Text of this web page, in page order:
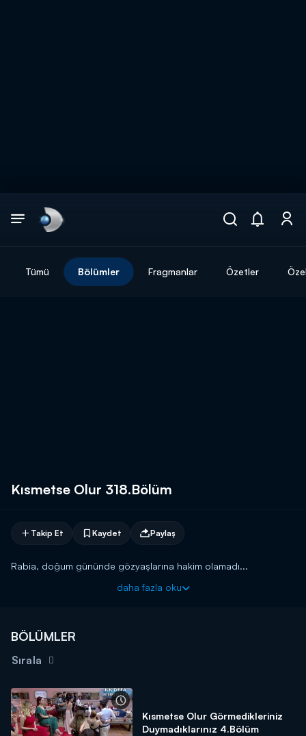
Tümü Bölümler Fragmanlar Özetler
Kısmetse Olur 318.Bölüm
Takip Et Kaydet Paylaş
Rabia, doğum gününde gözyaşlarına hakim olamadı...
daha fazla oku
BÖLÜMLER
Sırala
Kısmetse Olur Görmedikleriniz
Duymadıklarınız 4.Bölüm